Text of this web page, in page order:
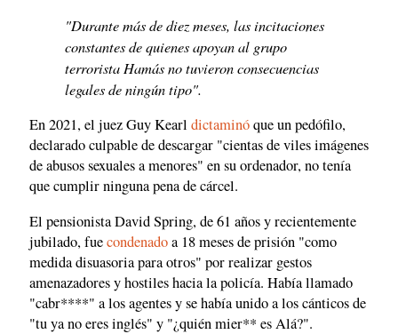
"Durante más de diez meses, las incitaciones
constantes de quienes apoyan al grupo
terrorista Hamás no tuvieron consecuencias
legales de ningún tipo".
En 2021, el juez Guy Kearl dictaminóque un pedófilo,
declarado culpable de descargar "cientas de viles imágenes
de abusos sexuales a menores" en su ordenador, no tenía
que cumplir ninguna pena de cárcel.
El pensionista David Spring, de 61 años y recientemente
jubilado, fuecondenadoa 18 meses de prisión "como
medida disuasoria para otros" por realizar gestos
amenazadores y hostiles hacia la policía. Había llamado
"cabr****" a los agentes y se había unido a los cánticos de
"tu ya no eres inglés" y "¿quién mier** es Alá?".